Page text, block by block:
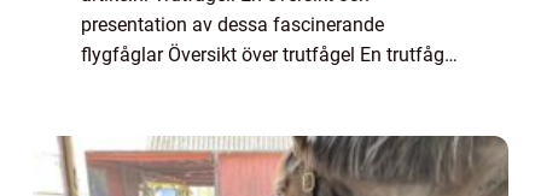
presentation av dessa fascinerande
flygfåglar Översikt över trutfågel En trutfågel